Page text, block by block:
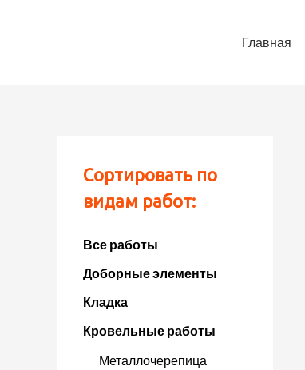
Главная
Сортировать по
видам работ:
Все работы
Доборные элементы
Кладка
Кровельные работы
Металлочерепица